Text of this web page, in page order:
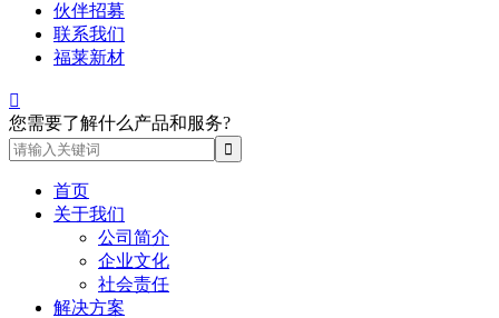
伙伴招募
联系我们
福莱新材

您需要了解什么产品和服务?
首页
关于我们
公司简介
企业文化
社会责任
解决方案